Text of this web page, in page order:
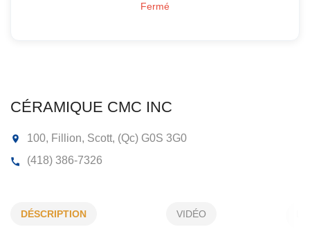
CÉRAMIQUE CMC INC
DÉSCRIPTION VIDÉO
Fermé